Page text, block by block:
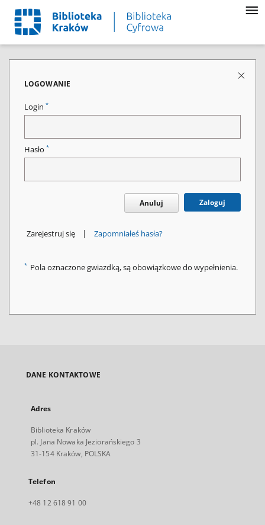
LOGOWANIE
Login *
Hasło *
Anuluj Zaloguj
Zarejestruj się | Zapomniałeś hasła?
* Pola oznaczone gwiazdką, są obowiązkowe do wypełnienia.
DANE KONTAKTOWE
Adres
Biblioteka Kraków
pl. Jana Nowaka Jeziorańskiego 3
31-154 Kraków, POLSKA
Telefon
+48 12 618 91 00